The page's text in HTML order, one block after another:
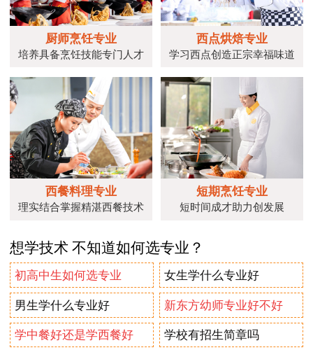
厨师烹饪专业
培养具备烹饪技能专门人才
西点烘焙专业
学习西点创造正宗幸福味道
西餐料理专业
理实结合掌握精湛西餐技术
短期烹饪专业
短时间成才助力创发展
想学技术 不知道如何选专业？
初高中生如何选专业 女生学什么专业好
男生学什么专业好 新东方幼师专业好不好
学中餐好还是学西餐好 学校有招生简章吗